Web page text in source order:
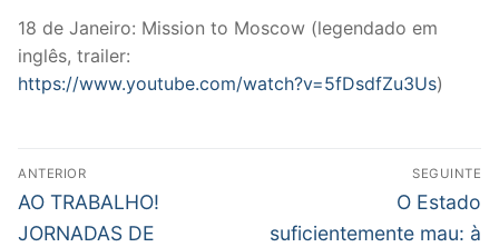
18 de Janeiro: Mission to Moscow (legendado em
inglês, trailer:
https://www.youtube.com/watch?v=5fDsdfZu3Us)
Post
navigation
ANTERIOR
Previous
post:
AO TRABALHO!
JORNADAS DE
SEGUINTE
Next
post:
O Estado
suficientemente mau: à